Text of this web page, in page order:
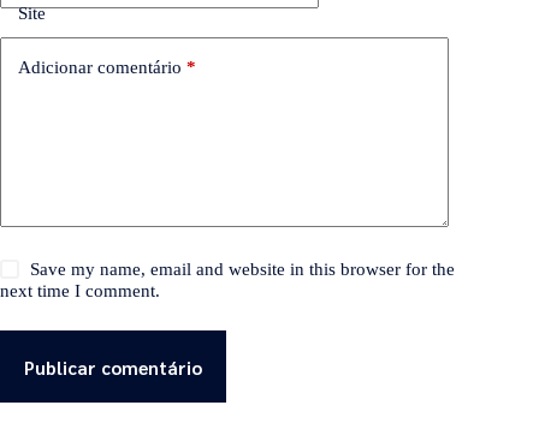
Site
Adicionar comentário *
Save my name, email and website in this browser for the
next time I comment.
Publicar comentário